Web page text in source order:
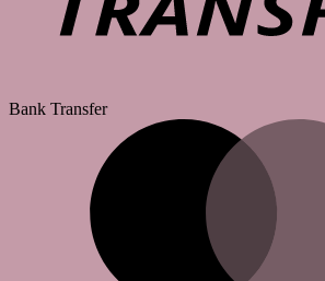
Bank Transfer